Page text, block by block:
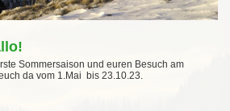
Sommersaison und euren Besuch am
da vom 1.Mai bis 23.10.23.